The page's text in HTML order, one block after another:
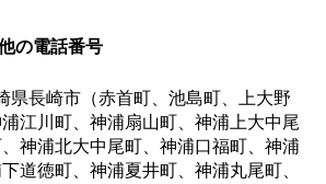
の電話番号
県長崎市（赤首町、池島町、上大野
江川町、神浦扇山町、神浦上大中尾
神浦北大中尾町、神浦口福町、神浦
道徳町、神浦夏井町、神浦丸尾町、